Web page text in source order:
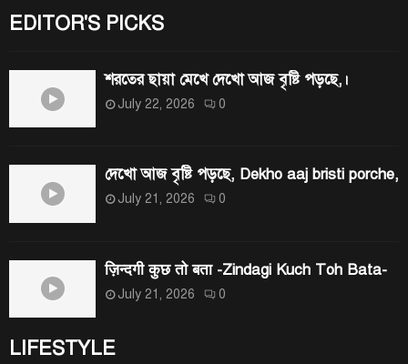
EDITOR'S PICKS
শরতের ছায়া মেখে দেখো আজ বৃষ্টি পড়ছে,।
July 22, 2026 0
দেখো আজ বৃষ্টি পড়ছে, Dekho aaj bristi porche,
July 21, 2026 0
ज़िन्दगी कुछ तो बता -Zindagi Kuch Toh Bata-
July 21, 2026 0
LIFESTYLE